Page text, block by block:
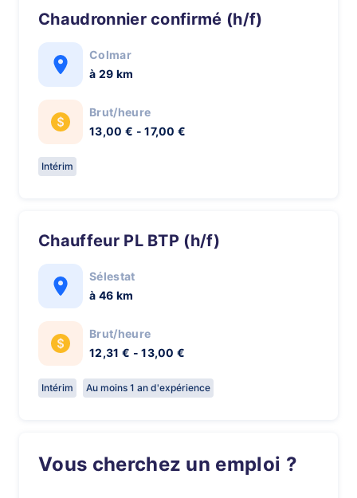
Chaudronnier confirmé (h/f)
Colmar
à 29 km
Brut/heure
13,00 € - 17,00 €
Intérim
Chauffeur PL BTP (h/f)
Sélestat
à 46 km
Brut/heure
12,31 € - 13,00 €
Intérim Au moins 1 an d'expérience
Vous cherchez un emploi ?